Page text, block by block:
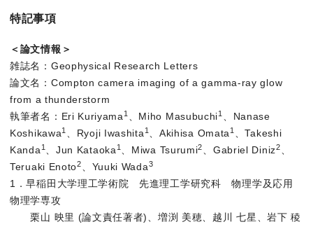
早稲田大学理工学術院の片岡 淳（かたおか じゅん）教授らの
本研究成果は、2022年9月29日（木）午前9時（米国東部標準
これまでの研究で分かっていたこと
雷は最も身近な自然現象の一つで、強い上昇気流がある積乱雲
雷といえば、まず稲妻とよばれる閃光を思い浮かべます。これ
雷から生ずるガンマ線には継続時間が数百ミリ秒と短く、稲妻
特記事項
＜論文情報＞
雑誌名：Geophysical Research Letters
論文名：Compton camera imaging of a gamma-ray glow
from a thunderstorm
執筆者名：Eri Kuriyama1 、Miho Masubuchi1 、Nanase
Koshikawa1 、Ryoji Iwashita1 、Akihisa Omata1 、Takeshi
Kanda1 、Jun Kataoka1 、Miwa Tsurumi2、Gabriel Diniz2、
Teruaki Enoto2、Yuuki Wada3
1．早稲田大学理工学術院 先進理工学研究科 物理学及応用
物理学専攻
栗山 映里 (論文責任著者)、増渕 美穂、越川 七星、岩下 稜